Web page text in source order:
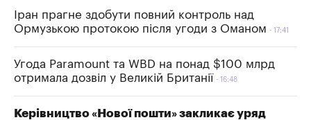
Іран прагне здобути повний контроль над
Ормузькою протокою після угоди з Оманом
17:41
Угода Paramount та WBD на понад $100 млрд
отримала дозвіл у Великій Британії
16:48
Керівництво «Нової пошти» закликає уряд